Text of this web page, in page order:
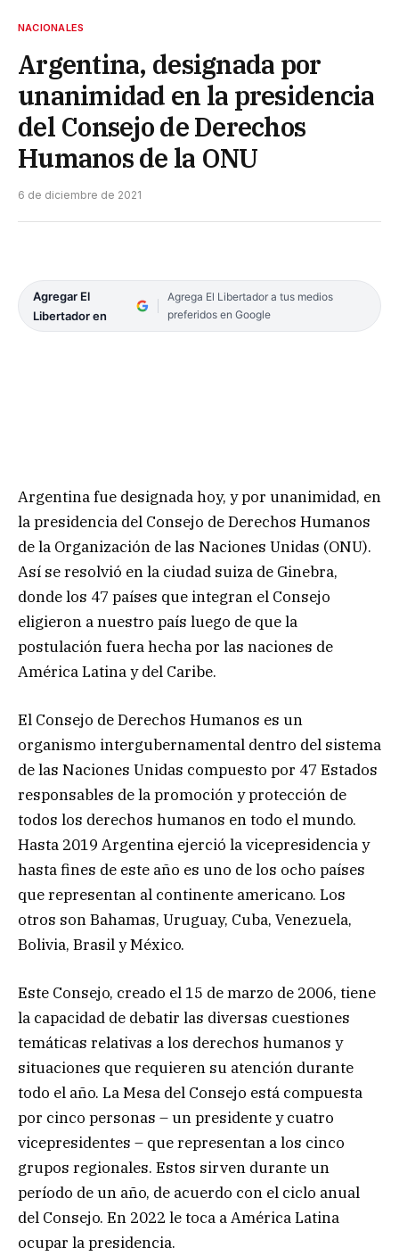
NACIONALES
Argentina, designada por
unanimidad en la presidencia
del Consejo de Derechos
Humanos de la ONU
6 de diciembre de 2021
Agregar El
Libertador en
Agrega El Libertador a tus medios
preferidos en Google
Argentina fue designada hoy, y por unanimidad, en
la presidencia del Consejo de Derechos Humanos
de la Organización de las Naciones Unidas (ONU).
Así se resolvió en la ciudad suiza de Ginebra,
donde los 47 países que integran el Consejo
eligieron a nuestro país luego de que la
postulación fuera hecha por las naciones de
América Latina y del Caribe.
El Consejo de Derechos Humanos es un
organismo intergubernamental dentro del sistema
de las Naciones Unidas compuesto por 47 Estados
responsables de la promoción y protección de
todos los derechos humanos en todo el mundo.
Hasta 2019 Argentina ejerció la vicepresidencia y
hasta fines de este año es uno de los ocho países
que representan al continente americano. Los
otros son Bahamas, Uruguay, Cuba, Venezuela,
Bolivia, Brasil y México.
Este Consejo, creado el 15 de marzo de 2006, tiene
la capacidad de debatir las diversas cuestiones
temáticas relativas a los derechos humanos y
situaciones que requieren su atención durante
todo el año. La Mesa del Consejo está compuesta
por cinco personas – un presidente y cuatro
vicepresidentes – que representan a los cinco
grupos regionales. Estos sirven durante un
período de un año, de acuerdo con el ciclo anual
del Consejo. En 2022 le toca a América Latina
ocupar la presidencia.